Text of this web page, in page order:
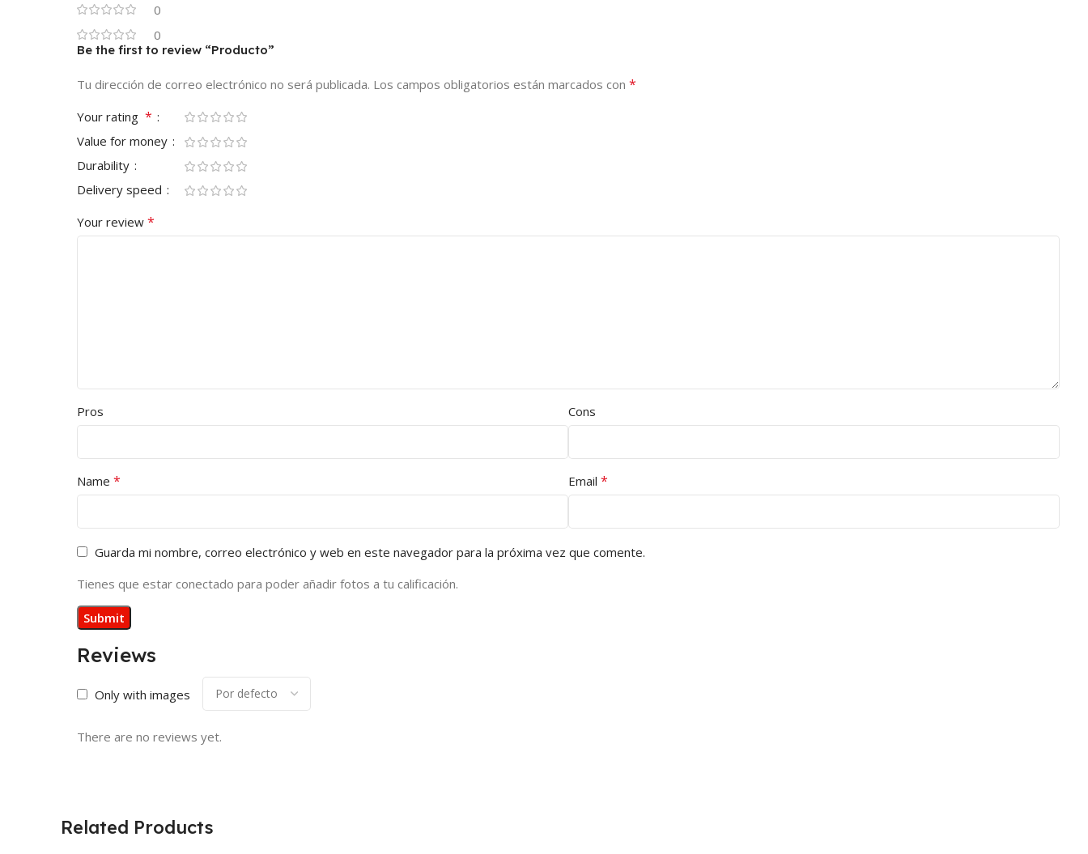
0
0
Reviews
Only with images
There are no reviews yet.
Be the first to review “Producto”
Tu dirección de correo electrónico no será publicada. Los campos obligatorios están marcados con *
Your rating *
Value for money
Durability
Delivery speed
Your review *
Pros Cons
Name * Email *
Guarda mi nombre, correo electrónico y web en este navegador para la próxima vez que comente.
Tienes que estar conectado para poder añadir fotos a tu calificación.
Related Products